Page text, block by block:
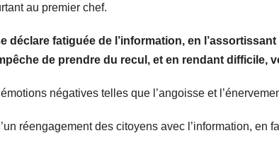
au premier chef.
déclare fatiguée de l’information, en
de prendre du recul, et en rendant difficile,
négatives telles que l’angoisse et
réengagement des citoyens avec l’information,